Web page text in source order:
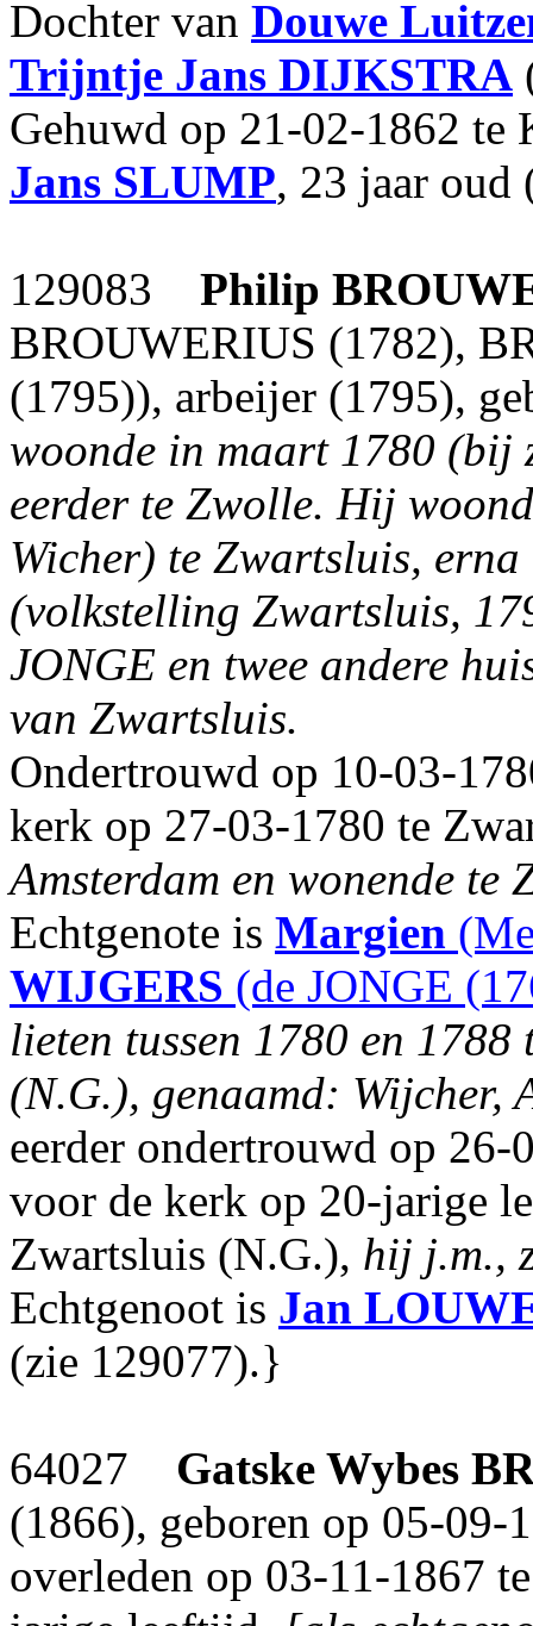
Dochter van Douwe
Trijntje Jans DIJKSTRA
Gehuwd op 21-02-1862
Jans SLUMP, 23 jaar oud
129083 Philip
BROUWERIUS (1782),
(1795)), arbeijer (1795),
woonde in maart 1780
eerder te Zwolle. Hij
Wicher) te Zwartsluis,
(volkstelling Zwartsluis,
JONGE en twee andere
van Zwartsluis.
Ondertrouwd op 10-03-
kerk op 27-03-1780 te
Amsterdam en wonende te
Echtgenote is Margien
WIJGERS (de JONGE
lieten tussen 1780 en
(N.G.), genaamd: Wijcher,
eerder ondertrouwd op
voor de kerk op 20-jarige
Zwartsluis (N.G.), hij j.m.,
Echtgenoot is Jan
(zie 129077).}
64027 Gatske Wybes
(1866), geboren op 05-09-
overleden op 03-11-1867